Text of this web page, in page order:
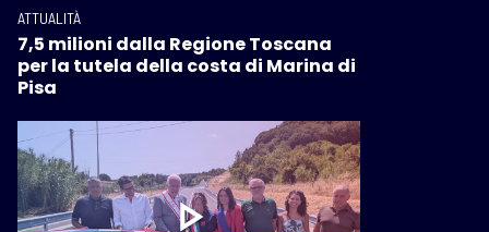
ATTUALITÀ
7,5 milioni dalla Regione Toscana
per la tutela della costa di Marina di
Pisa